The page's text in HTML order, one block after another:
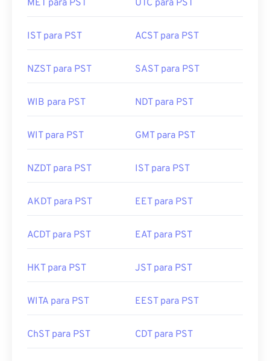
MET para PST UTC para PST
IST para PST ACST para PST
NZST para PST SAST para PST
WIB para PST NDT para PST
WIT para PST GMT para PST
NZDT para PST IST para PST
AKDT para PST EET para PST
ACDT para PST EAT para PST
HKT para PST JST para PST
WITA para PST EEST para PST
ChST para PST CDT para PST